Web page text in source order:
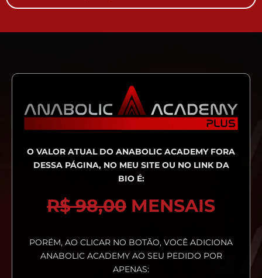
O VALOR ATUAL DO ANABOLIC ACADEMY FORA
DESSA PÁGINA, NO MEU SITE OU NO LINK DA
BIO É:
R$98,00 MENSAIS
PORÉM, AO CLICAR NO BOTÃO, VOCÊ ADICIONA
ANABOLIC ACADEMY AO SEU PEDIDO POR
APENAS: